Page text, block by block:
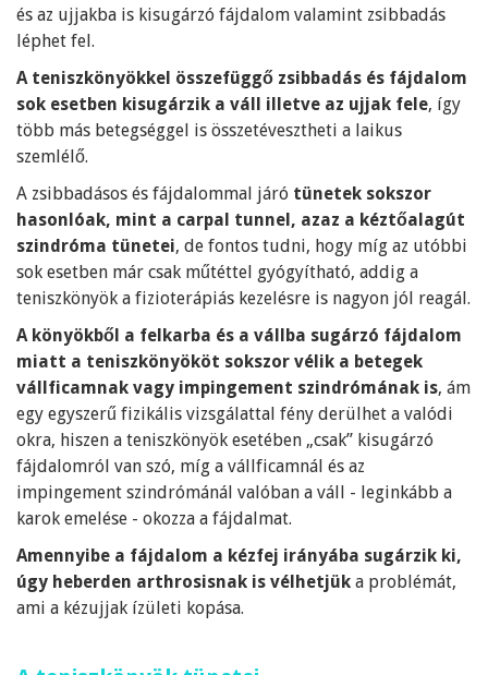
és az ujjakba is kisugárzó fájdalom valamint zsibbadás
léphet fel.
A teniszkönyökkel összefüggő zsibbadás és fájdalom
sok esetben kisugárzik a váll illetve az ujjak fele, így
több más betegséggel is összetévesztheti a laikus
szemlélő.
A zsibbadásos és fájdalommal járó tünetek sokszor
hasonlóak, mint a carpal tunnel, azaz a kéztőalagút
szindróma tünetei, de fontos tudni, hogy míg az utóbbi
sok esetben már csak műtéttel gyógyítható, addig a
teniszkönyök a fizioterápiás kezelésre is nagyon jól reagál.
A könyökből a felkarba és a vállba sugárzó fájdalom
miatt a teniszkönyököt sokszor vélik a betegek
vállficamnak vagy impingement szindrómának is, ám
egy egyszerű fizikális vizsgálattal fény derülhet a valódi
okra, hiszen a teniszkönyök esetében „csak” kisugárzó
fájdalomról van szó, míg a vállficamnál és az
impingement szindrómánál valóban a váll - leginkább a
karok emelése - okozza a fájdalmat.
Amennyibe a fájdalom a kézfej irányába sugárzik ki,
úgy heberden arthrosisnak is vélhetjük a problémát,
ami a kézujjak ízületi kopása.